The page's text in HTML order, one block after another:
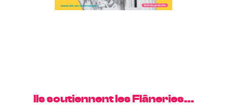
Ils soutiennent les Flâneries…